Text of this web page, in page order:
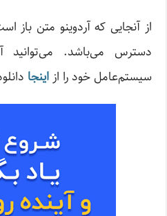
دسترس می‌باشد. می‌توانید
سیستم‌عامل خود را ازاینجا